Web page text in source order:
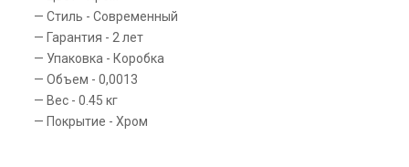
Стиль - Современный
Гарантия - 2 лет
Упаковка - Коробка
Объем - 0,0013
Вес - 0.45 кг
Покрытие - Хром